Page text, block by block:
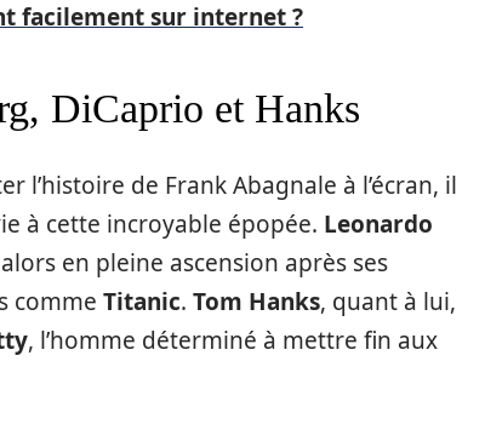
facilement sur internet ?
DiCaprio et Hanks
l’histoire de Frank Abagnale à l’écran, il
à cette incroyable épopée. Leonardo
en pleine ascension après ses
comme Titanic. Tom Hanks, quant à lui,
, l’homme déterminé à mettre fin aux